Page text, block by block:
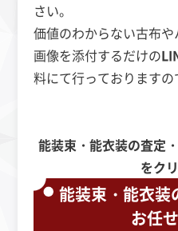
さい。
価値のわからない古布や
画像を添付するだけの
料にて行っておりますの
能装束・能衣装の査定
をク
能装束・能衣装
お任